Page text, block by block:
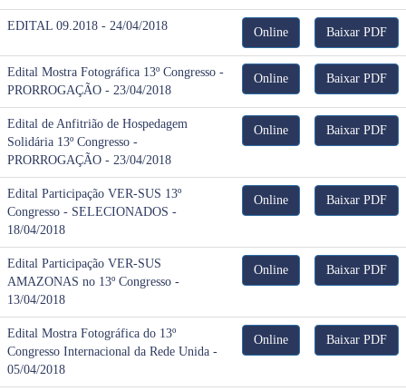
EDITAL 09.2018 - 24/04/2018 Online Baixar PDF
Edital Mostra Fotográfica 13º Congresso -
PRORROGAÇÃO - 23/04/2018
Online Baixar PDF
Edital de Anfitrião de Hospedagem
Solidária 13º Congresso -
PRORROGAÇÃO - 23/04/2018
Online Baixar PDF
Edital Participação VER-SUS 13º
Congresso - SELECIONADOS -
18/04/2018
Online Baixar PDF
Edital Participação VER-SUS
AMAZONAS no 13º Congresso -
13/04/2018
Online Baixar PDF
Edital Mostra Fotográfica do 13º
Congresso Internacional da Rede Unida -
05/04/2018
Online Baixar PDF